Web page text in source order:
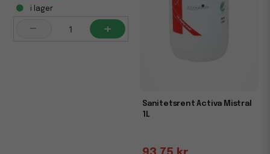
i lager
- +
Sanitetsrent Activa Mistral
1L